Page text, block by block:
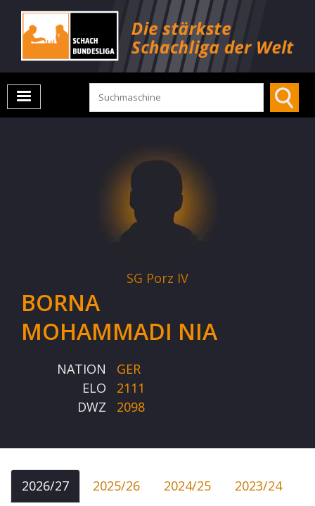
SG Porz IV
BORNA
MOHAMMADI NIA
NATION
GER
ELO
2111
DWZ
2098
2026/27 2025/26 2024/25
2023/24